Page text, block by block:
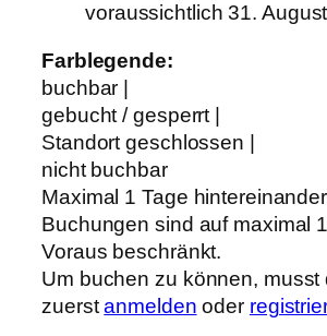
voraussichtlich 31.
Farblegende:
buchbar |
gebucht / gesperrt |
Standort geschlossen |
nicht buchbar
Maximal 1 Tage
Buchungen sind auf maximal
Voraus beschränkt.
Um buchen zu können, musst
zuerstanmelden oder